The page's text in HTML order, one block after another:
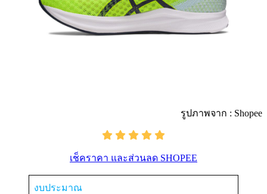
รูปภาพจาก : Shopee
เช็คราคา และส่วนลด SHOPEE
งบประมาณ